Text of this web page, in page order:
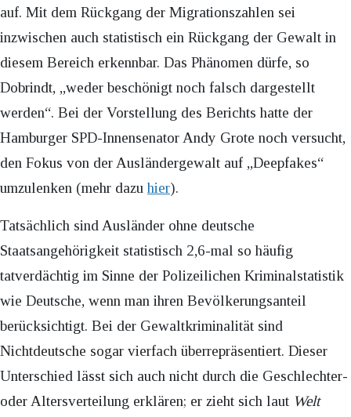
auf. Mit dem Rückgang der Migrationszahlen sei
inzwischen auch statistisch ein Rückgang der Gewalt in
diesem Bereich erkennbar. Das Phänomen dürfe, so
Dobrindt, „weder beschönigt noch falsch dargestellt
werden“. Bei der Vorstellung des Berichts hatte der
Hamburger SPD-Innensenator Andy Grote noch versucht,
den Fokus von der Ausländergewalt auf „Deepfakes“
umzulenken (mehr dazuhier).
Tatsächlich sind Ausländer ohne deutsche
Staatsangehörigkeit statistisch 2,6-mal so häufig
tatverdächtig im Sinne der Polizeilichen Kriminalstatistik
wie Deutsche, wenn man ihren Bevölkerungsanteil
berücksichtigt. Bei der Gewaltkriminalität sind
Nichtdeutsche sogar vierfach überrepräsentiert. Dieser
Unterschied lässt sich auch nicht durch die Geschlechter-
oder Altersverteilung erklären; er zieht sich laut Welt